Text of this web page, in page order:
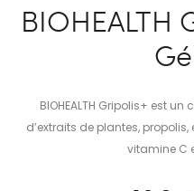
BIOHEALTH
BIOHEALTH Gripolis+ est
d’extraits de plantes,
vitamine C